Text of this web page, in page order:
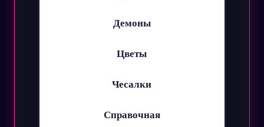
Демоны
Цветы
Чесалки
Справочная